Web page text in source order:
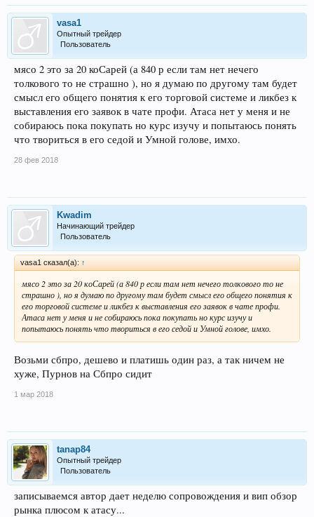
vasa1
Опытный трейдер
Пользователь
мясо 2 это за 20 коСарей (а 840 р если там нет нечего
толкового то не страшно ), но я думаю по другому там будет
смысл его общего понятия к его торговой системе и ликбез к
выставления его заявок в чате профи. Атаса нет у меня и не
собираюсь пока покупать но курс изучу и попытаюсь понять
что твориться в его седой и Умной голове, имхо.
28 фев 2018
Kwadim
Начинающий трейдер
Пользователь
vasa1 сказал(а): ↑
мясо 2 это за 20 коСарей (а 840 р если там нет нечего толкового то не
страшно ), но я думаю по другому там будет смысл его общего понятия к
его торговой системе и ликбез к выставления его заявок в чате профи.
Атаса нет у меня и не собираюсь пока покупать но курс изучу и
попытаюсь понять что твориться в его седой и Умной голове, имхо.
Возьми сбпро, дешево и платишь один раз, а так ничем не
хуже, Пурнов на Сбпро сидит
1 мар 2018
tanap84
Опытный трейдер
Пользователь
записываемся автор дает неделю сопровождения и вип обзор
рынка плюсом к атасу...